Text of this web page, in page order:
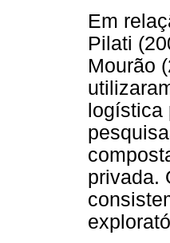
Em
Pilati
Mourão
privada.